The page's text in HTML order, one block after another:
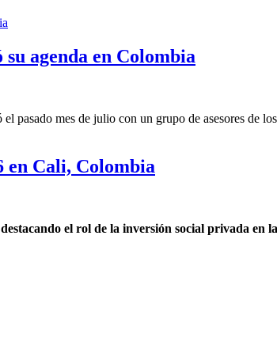
agenda en Colombia
pasado mes de julio con un grupo de asesores de
en Cali, Colombia
el rol de la inversión social privada en